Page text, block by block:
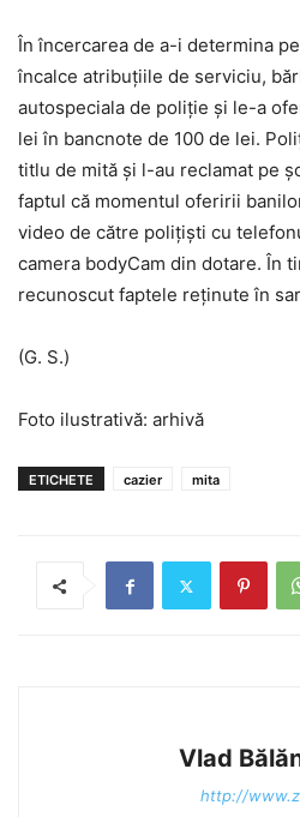
În încercarea de a-i determina
încalce atribuțiile de serviciu,
autospeciala de poliție și le-a
lei în bancnote de 100 de lei.
titlu de mită și l-au reclamat pe
faptul că momentul oferirii
video de către polițiști cu
camera bodyCam din dotare. În
recunoscut faptele reținute în
(G. S.)
Foto ilustrativă: arhivă
ETICHETE cazier mita
Vlad
http://